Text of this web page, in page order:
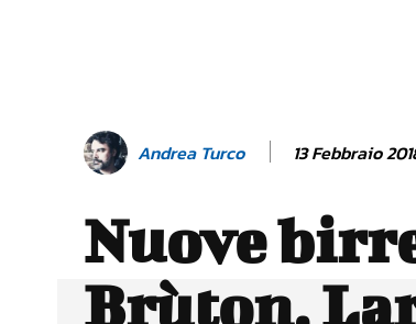
Andrea Turco 13 Febbraio
Nuove
Brùton,